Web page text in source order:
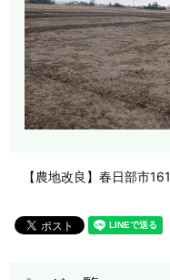
【農地改良】春日部市